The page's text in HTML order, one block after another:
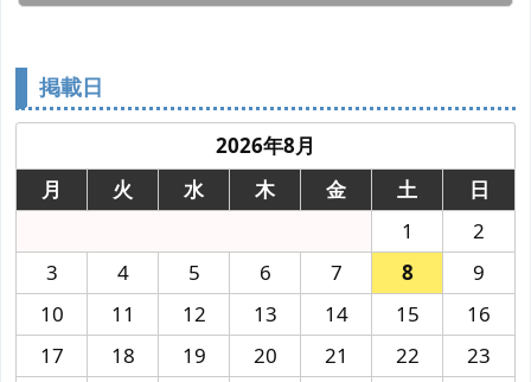
掲載日
2026年8月
月
火 水 木 金 土
日
1
2
3
4 5 6 7 8
9
10
11 12 13 14 15
16
17
18 19 20 21 22
23